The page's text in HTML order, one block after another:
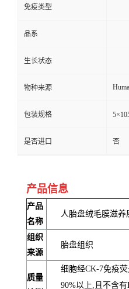
免疫类型
品系
生长状态
物种来源
包装规格
是否进口 否
产品信息
产品
名称
人胎盘绒毛膜滋养
组织
来源
胎盘组织
质量
细胞经CK-7免疫
90%以上,且不含